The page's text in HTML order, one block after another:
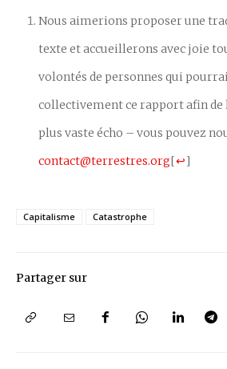
Nous aimerions proposer une
texte et accueillerons avec joie
volontés de personnes qui
collectivement ce rapport afin de
plus vaste écho – vous pouvez
contact@terrestres.org[↩]
Capitalisme Catastrophe
Partager sur